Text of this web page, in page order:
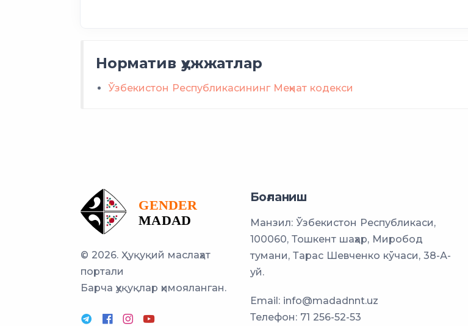
Норматив ҳужжатлар
Ўзбекистон Республикасининг Меҳнат кодекси
© 2026. Ҳуқуқий маслаҳат
портали
Барча ҳуқуқлар ҳимояланган.
Боғланиш
Манзил: Ўзбекистон Республикаси,
100060, Тошкент шаҳар, Миробод
тумани, Тарас Шевченко кўчаси, 38-А-
уй.
Email: info@madadnnt.uz
Телефон: 71 256-52-53